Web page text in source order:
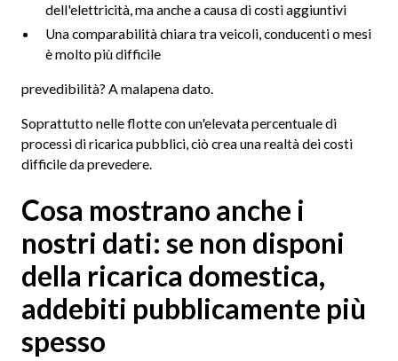
dell'elettricità, ma anche a causa di costi aggiuntivi
Una comparabilità chiara tra veicoli, conducenti o mesi
è molto più difficile
prevedibilità? A malapena dato.
Soprattutto nelle flotte con un'elevata percentuale di
processi di ricarica pubblici, ciò crea una realtà dei costi
difficile da prevedere.
Cosa mostrano anche i
nostri dati: se non disponi
della ricarica domestica,
addebiti pubblicamente più
spesso